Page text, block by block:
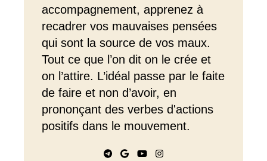
accompagnement, apprenez à
recadrer vos mauvaises pensées
qui sont la source de vos maux.
Tout ce que l’on dit on le crée et
on l’attire. L’idéal passe par le faite
de faire et non d’avoir, en
prononçant des verbes d'actions
positifs dans le mouvement.